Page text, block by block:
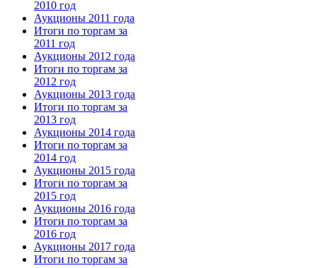
2010 год
Аукционы 2011 года
Итоги по торгам за
2011 год
Аукционы 2012 года
Итоги по торгам за
2012 год
Аукционы 2013 года
Итоги по торгам за
2013 год
Аукционы 2014 года
Итоги по торгам за
2014 год
Аукционы 2015 года
Итоги по торгам за
2015 год
Аукционы 2016 года
Итоги по торгам за
2016 год
Аукционы 2017 года
Итоги по торгам за